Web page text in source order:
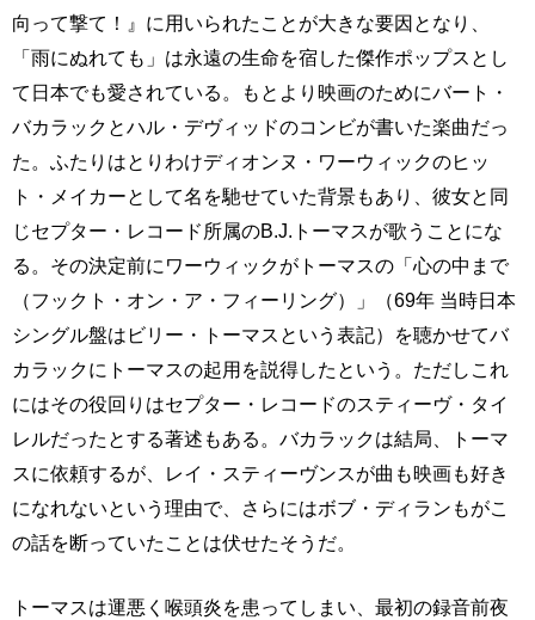
向って撃て！』に用いられたことが大きな要因となり、
「雨にぬれても」は永遠の生命を宿した傑作ポップスとし
て日本でも愛されている。もとより映画のためにバート・
バカラックとハル・デヴィッドのコンビが書いた楽曲だっ
た。ふたりはとりわけディオンヌ・ワーウィックのヒッ
ト・メイカーとして名を馳せていた背景もあり、彼女と同
じセプター・レコード所属のB.J.トーマスが歌うことにな
る。その決定前にワーウィックがトーマスの「心の中まで
（フックト・オン・ア・フィーリング）」（69年 当時日本
シングル盤はビリー・トーマスという表記）を聴かせてバ
カラックにトーマスの起用を説得したという。ただしこれ
にはその役回りはセプター・レコードのスティーヴ・タイ
レルだったとする著述もある。バカラックは結局、トーマ
スに依頼するが、レイ・スティーヴンスが曲も映画も好き
になれないという理由で、さらにはボブ・ディランもがこ
の話を断っていたことは伏せたそうだ。
トーマスは運悪く喉頭炎を患ってしまい、最初の録音前夜